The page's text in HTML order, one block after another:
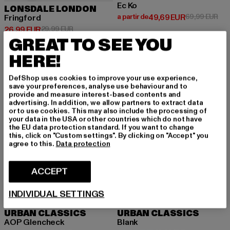
LONSDALE LONDON
Fringford
26,99 EUR
Prix courant: 26,99 EUR
29,99 EURPrix en promotion: 29,99 EUR
Ec Ko
a partir de49,69 EUR
Prix courant: A partir de 49,69
69,99 EUR
NOUVEAU -29%
URBAN CLASSICS
AOP Glencheck
URBAN CLASSICS
Blank
GREAT TO SEE YOU
HERE!
DefShop uses cookies to improve your use experience,
save your preferences, analyse use behaviour and to
provide and measure interest-based contents and
advertising. In addition, we allow partners to extract data
or to use cookies. This may also include the processing of
your data in the USA or other countries which do not have
the EU data protection standard. If you want to change
this, click on "Custom settings". By clicking on "Accept" you
agree to this. Data protection
ACCEPT
INDIVIDUAL SETTINGS